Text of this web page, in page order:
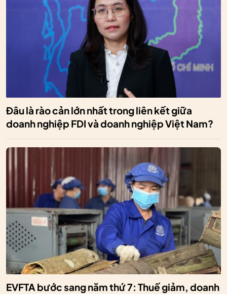
Đâu là rào cản lớn nhất trong liên kết giữa
doanh nghiệp FDI và doanh nghiệp Việt Nam?
EVFTA bước sang năm thứ 7: Thuế giảm, doanh